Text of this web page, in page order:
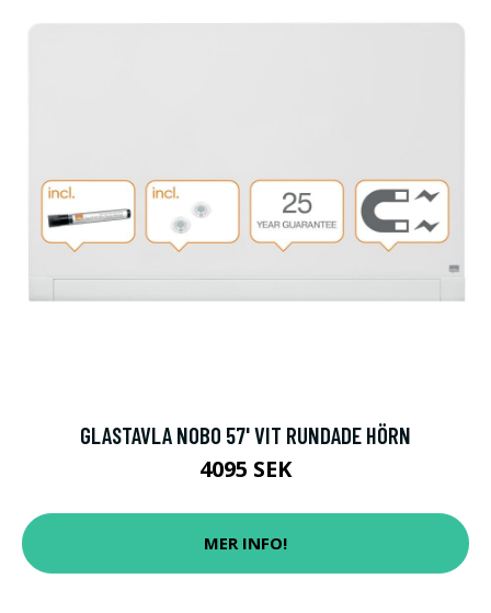
GLASTAVLA NOBO 57' VIT RUNDADE HÖRN
4095 SEK
MER INFO!